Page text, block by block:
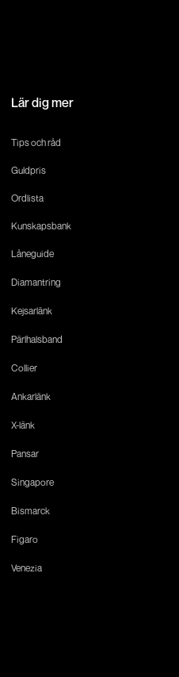
Lär dig mer
Tips och råd
Guldpris
Ordlista
Kunskapsbank
Låneguide
Diamantring
Kejsarlänk
Pärlhalsband
Collier
Ankarlänk
X-länk
Pansar
Singapore
Bismarck
Figaro
Venezia